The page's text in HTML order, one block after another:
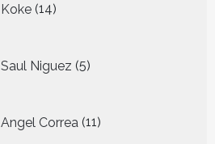
Koke 14
producten
Saul Niguez 5
producten
Angel Correa 11
producten